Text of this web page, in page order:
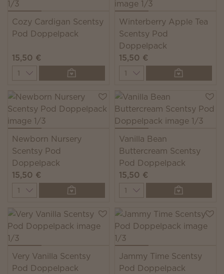
Cozy Cardigan Scentsy
Pod Doppelpack
15,50 €
Quantity
Winterberry Apple Tea
Scentsy Pod
Doppelpack
15,50 €
Quantity
Newborn Nursery
Scentsy Pod
Doppelpack
15,50 €
Quantity
Vanilla Bean
Buttercream Scentsy
Pod Doppelpack
15,50 €
Quantity
Very Vanilla Scentsy
Pod Doppelpack
Jammy Time Scentsy
Pod Doppelpack